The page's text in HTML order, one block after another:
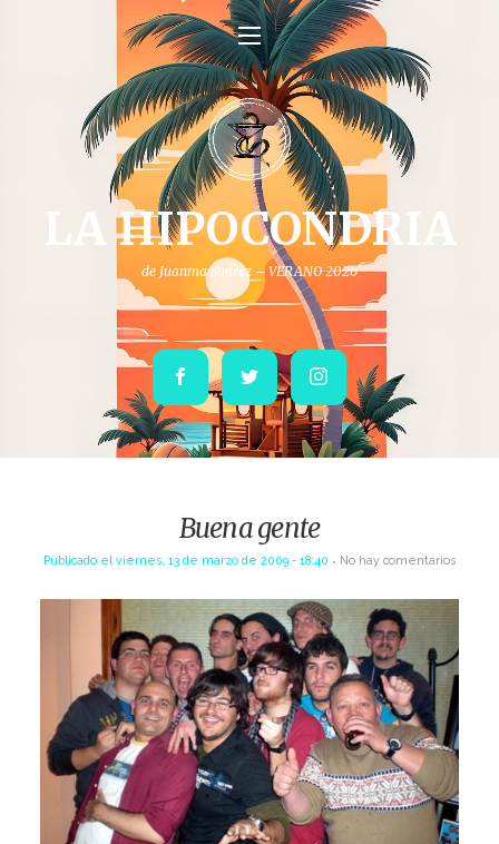
LA HIPOCONDRIA
de Juanma Suárez – VERANO 2026
Facebook Twitter Instagram
Buena gente
Publicado el viernes, 13 de marzo de 2009 - 18:40 No hay comentarios